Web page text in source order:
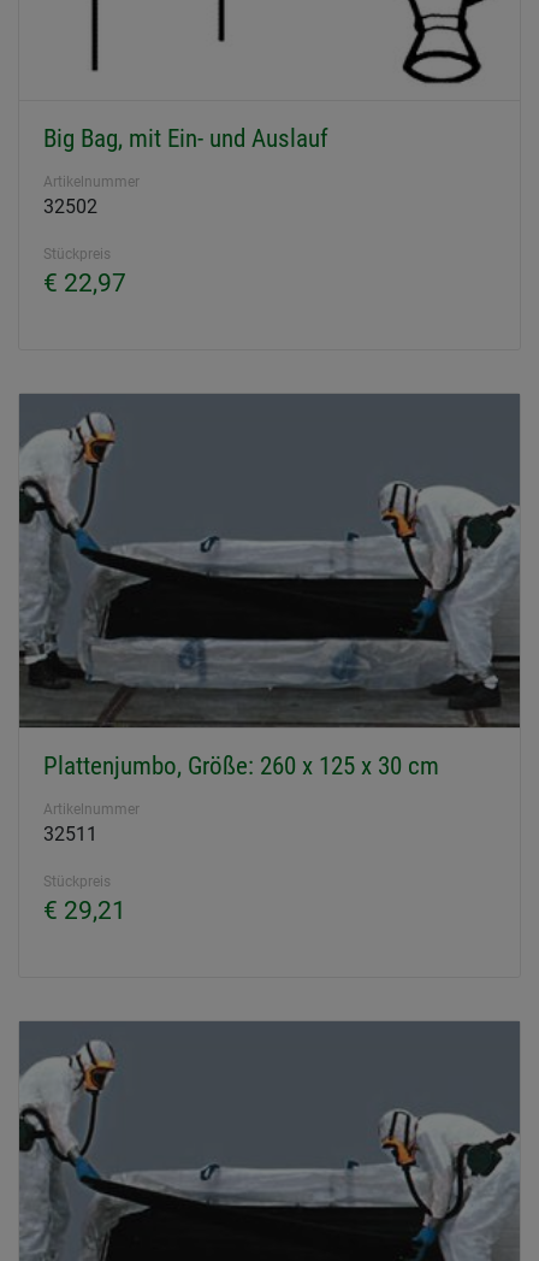
Big Bag, mit Ein- und Auslauf
Artikelnummer
32502
Stückpreis
€ 22,97
Plattenjumbo, Größe: 260 x 125 x 30 cm
Artikelnummer
32511
Stückpreis
€ 29,21